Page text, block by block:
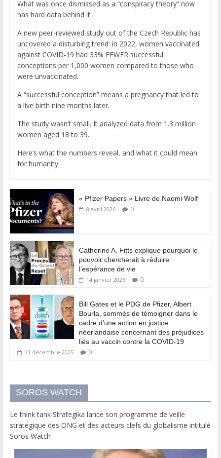
What was once dismissed as a “conspiracy theory” now
has hard data behind it.
A new peer-reviewed study out of the Czech Republic has
uncovered a disturbing trend: in 2022, women vaccinated
against COVID-19 had 33% FEWER successful
conceptions per 1,000 women compared to those who
were unvaccinated.
A “successful conception” means a pregnancy that led to
a live birth nine months later.
The study wasn’t small. It analyzed data from 1.3 million
women aged 18 to 39.
Here’s what the numbers reveal, and what it could mean
for humanity.
« Pfizer Papers » Livre de Naomi Wolf
8 avril 2026 0
Catherine A. Fitts explique pourquoi le
pouvoir chercherait à réduire
l’espérance de vie
14 janvier 2026 0
Bill Gates et le PDG de Pfizer, Albert
Bourla, sommés de témoigner dans le
cadre d’une action en justice
néerlandaise concernant des préjudices
liés au vaccin contre la COVID-19
31 décembre 2025 0
SOROS WATCH
Le think tank Strategika lance son programme de veille
stratégique des ONG et des acteurs clefs du globalisme intitulé
Soros Watch